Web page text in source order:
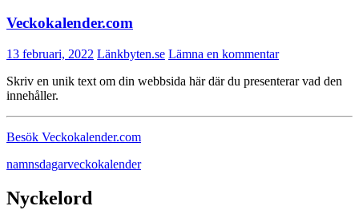
Veckokalender.com
13 februari, 2022 Länkbyten.se Lämna en kommentar
Skriv en unik text om din webbsida här där du presenterar vad den
innehåller.
Besök Veckokalender.com
namnsdagarveckokalender
Nyckelord